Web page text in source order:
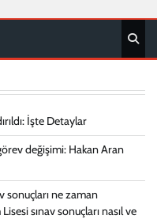
İşte Detaylar
değişimi: Hakan Aran
sonuçları ne zaman
sınav sonuçları nasıl ve